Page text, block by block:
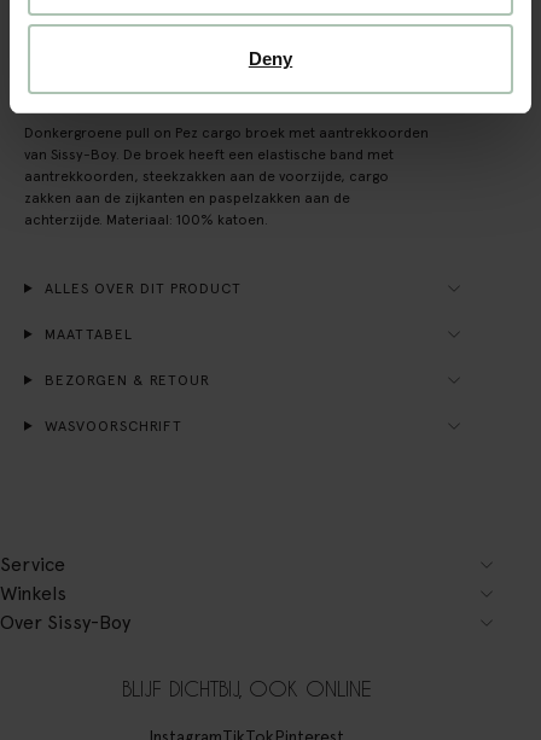
Deny
Snelle levering
Donkergroene pull on Pez cargo broek met aantrekkoorden
van Sissy-Boy. De broek heeft een elastische band met
aantrekkoorden, steekzakken aan de voorzijde, cargo
zakken aan de zijkanten en paspelzakken aan de
achterzijde. Materiaal: 100% katoen.
ALLES OVER DIT PRODUCT
MAATTABEL
BEZORGEN & RETOUR
WASVOORSCHRIFT
Service
Winkels
Over Sissy-Boy
BLIJF DICHTBIJ, OOK ONLINE